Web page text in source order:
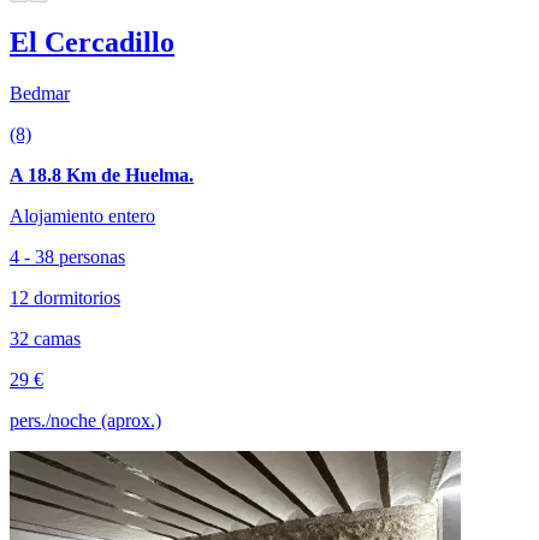
El Cercadillo
Bedmar
(8)
A 18.8 Km de Huelma.
Alojamiento entero
4 - 38 personas
12 dormitorios
32 camas
29 €
pers./noche (aprox.)